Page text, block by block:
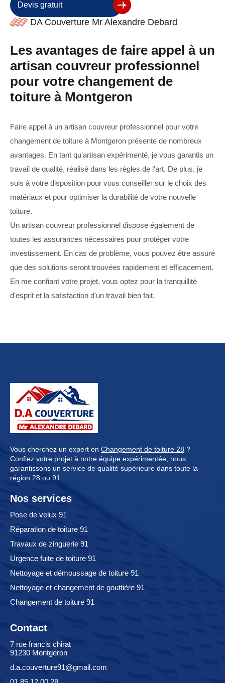
Devis gratuit
DA Couverture Mr Alexandre Debard
Les avantages de faire appel à un
artisan couvreur professionnel
pour votre changement de
toiture à Montgeron
Faire appel à un artisan couvreur professionnel pour votre
changement de toiture à Montgeron présente de nombreux
avantages. En tant qu'artisan expérimenté, je vous garantis un
travail de qualité, réalisé dans les règles de l'art. De plus, je
suis à votre disposition pour vous conseiller sur le choix des
matériaux et pour optimiser la durabilité de votre nouvelle
toiture.
Un artisan couvreur professionnel dispose également de
toutes les assurances nécessaires pour protéger votre
investissement. En cas de problème, vous pouvez être assuré
que des solutions seront trouvées rapidement et efficacement.
En me confiant votre projet, vous optez pour la tranquillité
d'esprit et la satisfaction d'un travail bien fait.
Vous cherchez un expert en Changement de toiture 28 ?
Confiez votre projet à notre équipe expérimentée, nous
garantissons un service de qualité supérieure dans toute la
région 28 ou 91.
Nos services
Pose de velux 91
Réparation de toiture 91
Travaux de zinguerie 91
Urgence fuite de toiture 91
Nettoyage et démoussage de toiture 91
Nettoyage et changement de gouttière 91
Changement de toiture 91
Contact
7 rue francis chirat
91230 Montgeron
d.a.couverture91@gmail.com